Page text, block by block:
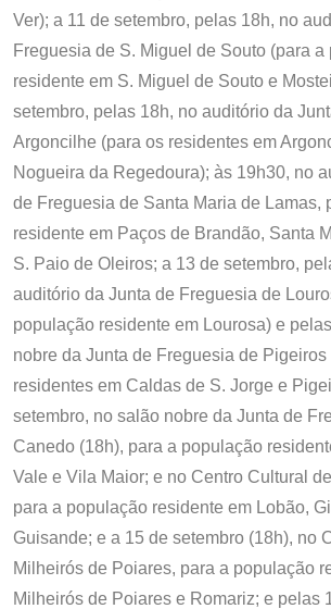
Ver); a 11 de setembro, pelas 18h, no
Freguesia de S. Miguel de Souto (para a
residente em S. Miguel de Souto e
setembro, pelas 18h, no auditório da
Argoncilhe (para os residentes em
Nogueira da Regedoura); às 19h30, no
de Freguesia de Santa Maria de Lamas,
residente em Paços de Brandão, Santa
S. Paio de Oleiros; a 13 de setembro,
auditório da Junta de Freguesia de
população residente em Lourosa) e
nobre da Junta de Freguesia de Pigeiros
residentes em Caldas de S. Jorge e
setembro, no salão nobre da Junta de
Canedo (18h), para a população
Vale e Vila Maior; e no Centro Cultural
para a população residente em Lobão,
Guisande; e a 15 de setembro (18h), no
Milheirós de Poiares, para a população
Milheirós de Poiares e Romariz; e pelas